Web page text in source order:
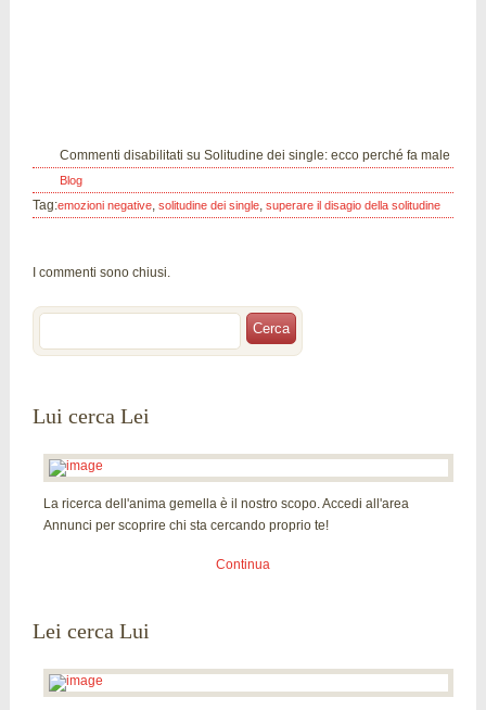
Commenti disabilitati su Solitudine dei single: ecco perché fa male
Blog
Tag:emozioni negative ,solitudine dei single ,superare il disagio della solitudine
I commenti sono chiusi.
Lui cerca Lei
La ricerca dell'anima gemella è il nostro scopo. Accedi all'area
Annunci per scoprire chi sta cercando proprio te!
Continua
Lei cerca Lui